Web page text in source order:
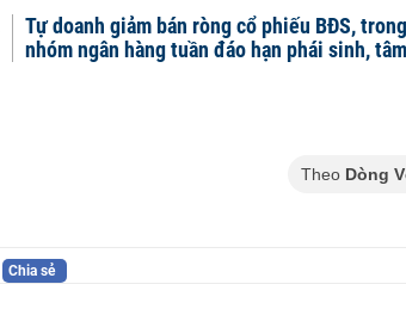
Tự doanh giảm bán ròng cổ phiếu BĐS,
nhóm ngân hàng tuần đáo hạn phái sinh,
Theo Dòng
Chia sẻ